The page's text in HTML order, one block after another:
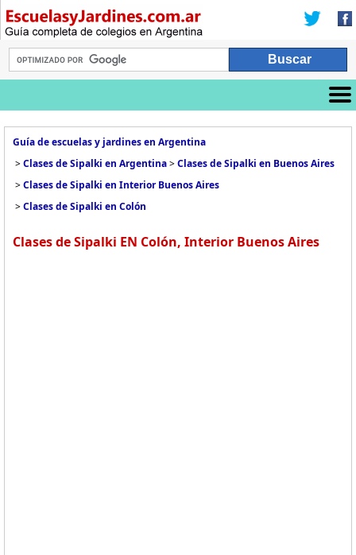
Guía de escuelas y jardines en Argentina
>Clases de Sipalki en Argentina>Clases de Sipalki en Buenos Aires
>Clases de Sipalki en Interior Buenos Aires
>Clases de Sipalki en Colón
Clases de Sipalki EN Colón, Interior Buenos Aires